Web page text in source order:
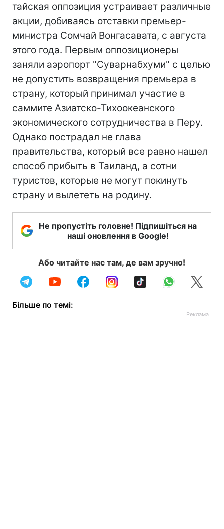
тайская оппозиция устраивает различные
акции, добиваясь отставки премьер-
министра Сомчай Вонгасавата, с августа
этого года. Первым оппозиционеры
заняли аэропорт "Суварнабхуми" с целью
не допустить возвращения премьера в
страну, который принимал участие в
саммите Азиатско-Тихоокеанского
экономического сотрудничества в Перу.
Однако пострадал не глава
правительства, который все равно нашел
способ прибыть в Таиланд, а сотни
туристов, которые не могут покинуть
страну и вылететь на родину.
Не пропустіть головне! Підпишіться на
наші оновлення в Google!
Або читайте нас там, де вам зручно!
Більше по темі: